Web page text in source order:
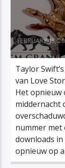
FEBRUARY 15,
Taylor
van Love
Het opnieuw
middernacht
nummer met
downloads
opnieuw op